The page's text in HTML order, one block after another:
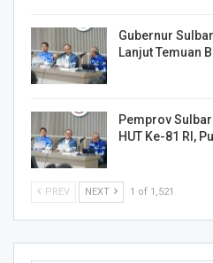
Gubernur
Lanjut Temuan
Pemprov
HUT Ke-81 RI,
PREV NEXT 1 of 1,521